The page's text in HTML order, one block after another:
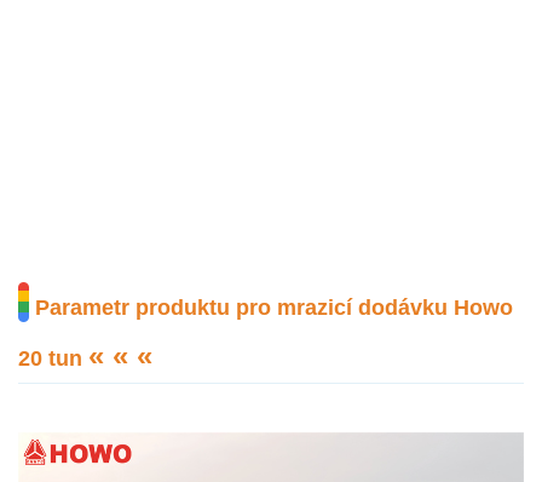
Parametr produktu pro mrazicí dodávku Howo
20 tun « « «